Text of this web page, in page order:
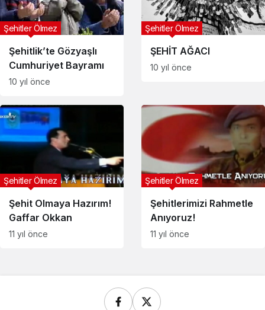
Şehitlik’te Gözyaşlı
Cumhuriyet Bayramı
Şehitler Ölmez
10 yıl önce
ŞEHİT AĞACI
Şehitler Ölmez
10 yıl önce
Şehit Olmaya Hazırım!
Gaffar Okkan
Şehitler Ölmez
11 yıl önce
Şehitlerimizi Rahmetle
Anıyoruz!
Şehitler Ölmez
11 yıl önce